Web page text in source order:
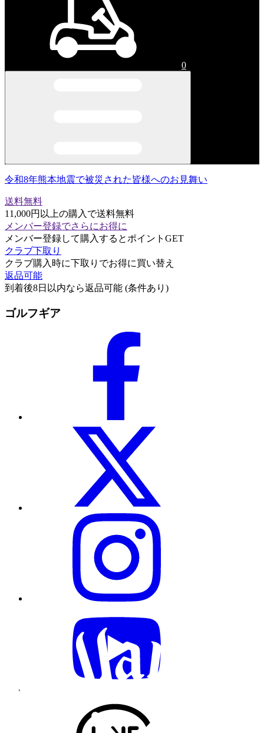
0
令和8年熊本地震で被災された皆様へのお見舞い
送料無料
11,000円以上の購入で送料無料
メンバー登録でさらにお得に
メンバー登録して購入するとポイントGET
クラブ下取り
クラブ購入時に下取りでお得に買い替え
返品可能
到着後8日以内なら返品可能 (条件あり)
ゴルフギア